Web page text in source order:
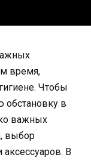
время,
Чтобы
обстановку в
важных
выбор
В